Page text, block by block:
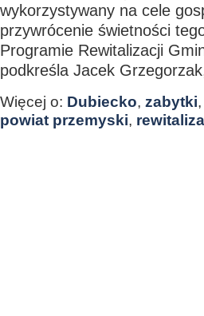
wykorzystywany na cele
przywrócenie świetności
Programie Rewitalizacji
podkreśla Jacek
Więcej o: Dubiecko, zabytki,
powiat przemyski,